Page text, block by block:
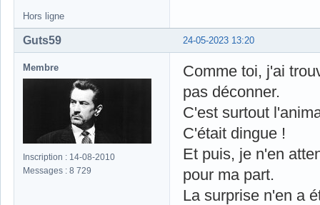
Hors ligne
24-05-2023 13:20
Guts59
Membre
Inscription : 14-08-2010
Messages : 8 729
Comme toi, j'ai
pas déconner.
C'est surtout
C'était dingue !
Et puis, je n'en
pour ma part.
La surprise n'en a